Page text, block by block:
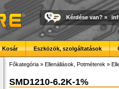
Kérdése van? »
Kosár Eszközök, szolgáltatások
Főkategória » Ellenállások, Potméterek »
SMD1210-6.2K-1%